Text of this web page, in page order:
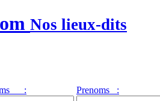
Nos lieux-dits
: Prenoms :